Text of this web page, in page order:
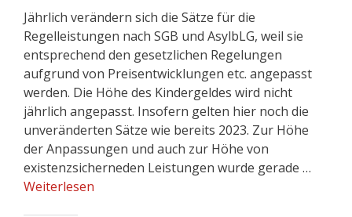
Jährlich verändern sich die Sätze für die
Regelleistungen nach SGB und AsylbLG, weil sie
entsprechend den gesetzlichen Regelungen
aufgrund von Preisentwicklungen etc. angepasst
werden. Die Höhe des Kindergeldes wird nicht
jährlich angepasst. Insofern gelten hier noch die
unveränderten Sätze wie bereits 2023. Zur Höhe
der Anpassungen und auch zur Höhe von
existenzsicherneden Leistungen wurde gerade …
Weiterlesen